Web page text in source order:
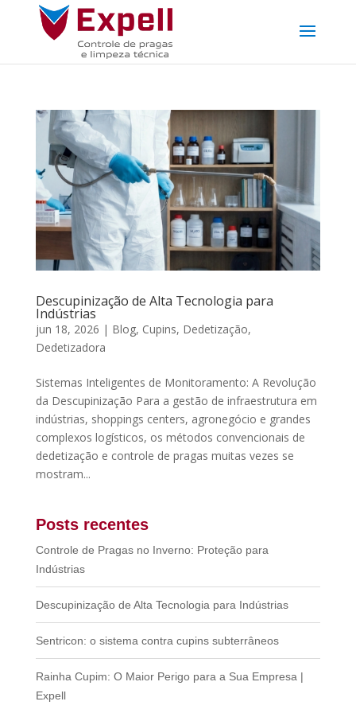
Descupinização de Alta Tecnologia para
Indústrias
jun 18, 2026 | Blog, Cupins, Dedetização,
Dedetizadora
Sistemas Inteligentes de Monitoramento: A Revolução
da Descupinização ​Para a gestão de infraestrutura em
indústrias, shoppings centers, agronegócio e grandes
complexos logísticos, os métodos convencionais de
dedetização e controle de pragas muitas vezes se
mostram...
Posts recentes
Controle de Pragas no Inverno: Proteção para
Indústrias
Descupinização de Alta Tecnologia para Indústrias
Sentricon: o sistema contra cupins subterrâneos
Rainha Cupim: O Maior Perigo para a Sua Empresa |
Expell